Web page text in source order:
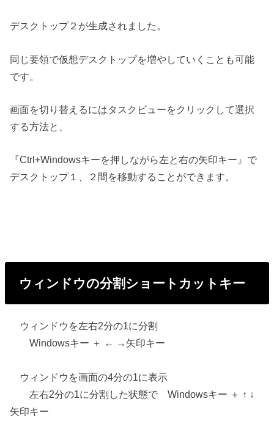
デスクトップ２が生成されました。
同じ要領で仮想デスクトップを増やしていくことも可能
です。
画面を切り替えるにはタスクビューをクリックして選択
する方法と、
『Ctrl+Windowsキーを押しながら左と右の矢印キー』で
デスクトップ１、２間を移動することができます。
ウィンドウの分割ショートカットキー
ウィンドウを左右2分の1に分割
Windowsキー ＋ ← →矢印キー
ウィンドウを画面の4分の1に表示
左右2分の1に分割した状態で Windowsキー ＋ ↑ ↓
矢印キー